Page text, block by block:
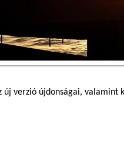
új verzió újdonságai, valamint